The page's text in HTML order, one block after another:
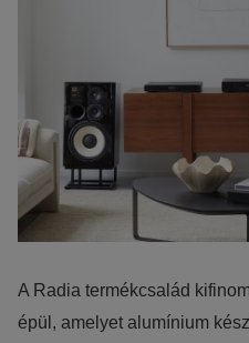
A Radia termékcsalád
épül, amelyet alumínium
statisztikai adatokat a Google
kizárólag az IP címeket tárolja
Reklámcélú:
Azért települnek ezek a sütik,
egyedi, releváns, érdeklődési
reklámajánlatokkal tudjuk